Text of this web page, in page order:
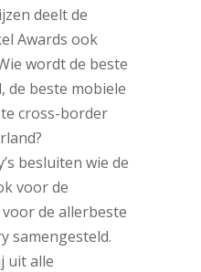
deelt de
Awards ook
wordt de beste
de beste mobiele
cross-border
besluiten wie de
voor de
de allerbeste
samengesteld.
uit alle